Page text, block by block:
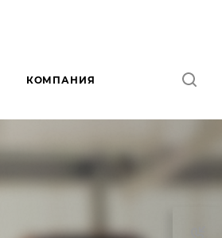
КОМПАНИЯ